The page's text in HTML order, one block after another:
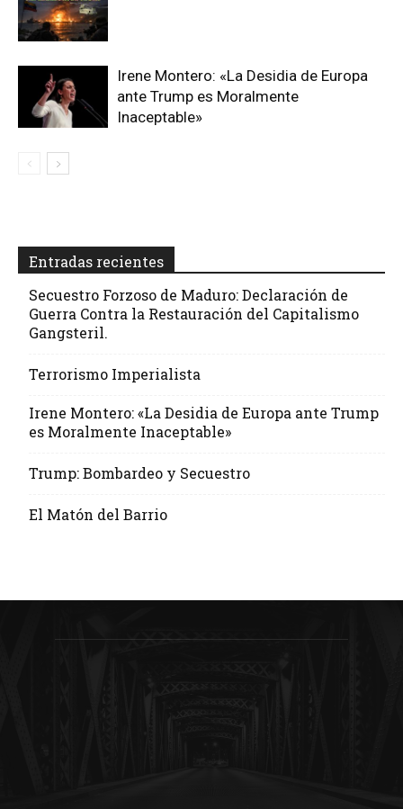
Irene Montero: «La Desidia de Europa
ante Trump es Moralmente
Inaceptable»
Entradas recientes
Secuestro Forzoso de Maduro: Declaración de
Guerra Contra la Restauración del Capitalismo
Gangsteril.
Terrorismo Imperialista
Irene Montero: «La Desidia de Europa ante Trump
es Moralmente Inaceptable»
Trump: Bombardeo y Secuestro
El Matón del Barrio